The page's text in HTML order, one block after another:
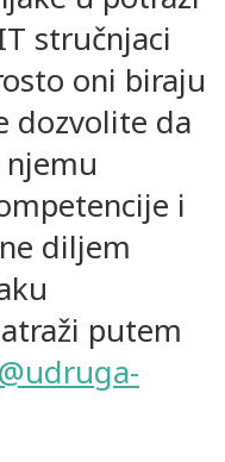
stručnjaci
oni biraju
dozvolite da
i
diljem
putem